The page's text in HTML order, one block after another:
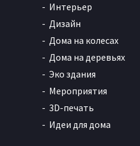
Интерьер
Дизайн
Дома на колесах
Дома на деревьях
Эко здания
Мероприятия
3D-печать
Идеи для дома